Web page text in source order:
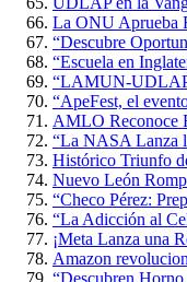
La ONU Aprueba
“Descubre
“Escuela en
“LAMUN-UDLAP
“ApeFest, el
AMLO Reconoce
“La NASA Lanza
Histórico Triunfo
Nuevo León
“Checo Pérez:
“La Adicción al
¡Meta Lanza una
Amazon
“Descubren